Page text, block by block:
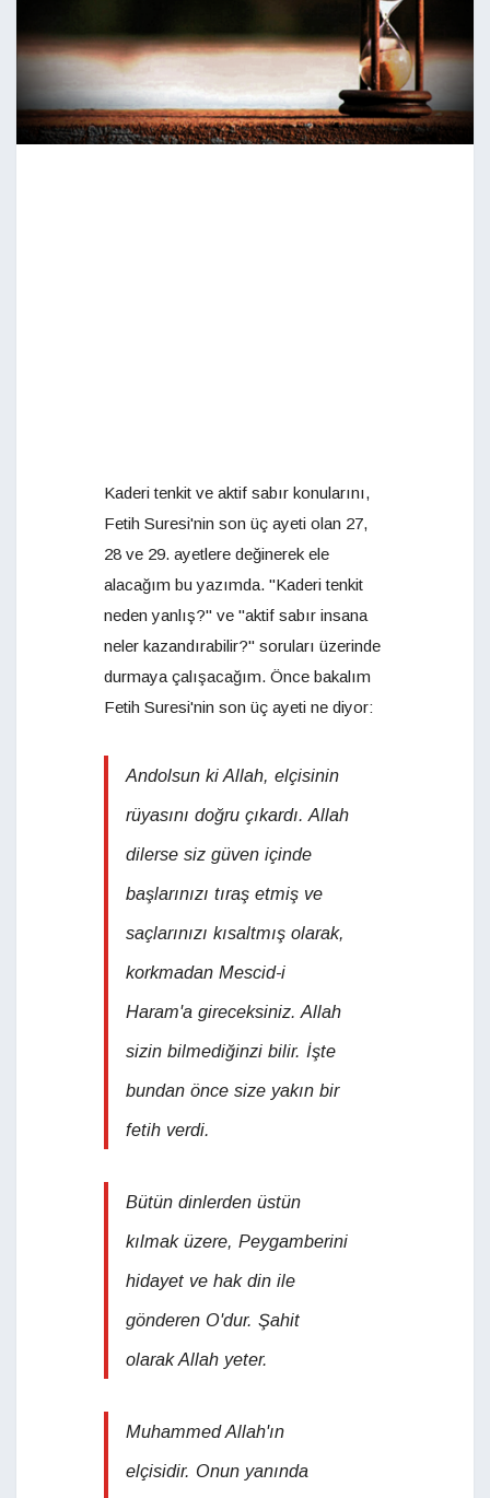
Kaderi tenkit ve aktif sabır konularını,
Fetih Suresi'nin son üç ayeti olan 27,
28 ve 29. ayetlere değinerek ele
alacağım bu yazımda. "Kaderi tenkit
neden yanlış?" ve "aktif sabır insana
neler kazandırabilir?" soruları üzerinde
durmaya çalışacağım. Önce bakalım
Fetih Suresi'nin son üç ayeti ne diyor:
Andolsun ki Allah, elçisinin
rüyasını doğru çıkardı. Allah
dilerse siz güven içinde
başlarınızı tıraş etmiş ve
saçlarınızı kısaltmış olarak,
korkmadan Mescid-i
Haram'a gireceksiniz. Allah
sizin bilmediğinzi bilir. İşte
bundan önce size yakın bir
fetih verdi.
Bütün dinlerden üstün
kılmak üzere, Peygamberini
hidayet ve hak din ile
gönderen O'dur. Şahit
olarak Allah yeter.
Muhammed Allah'ın
elçisidir. Onun yanında